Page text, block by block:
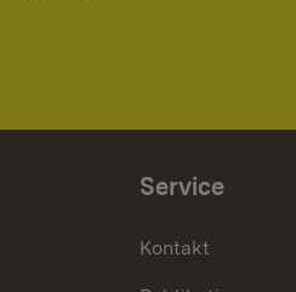
Service
Kontakt